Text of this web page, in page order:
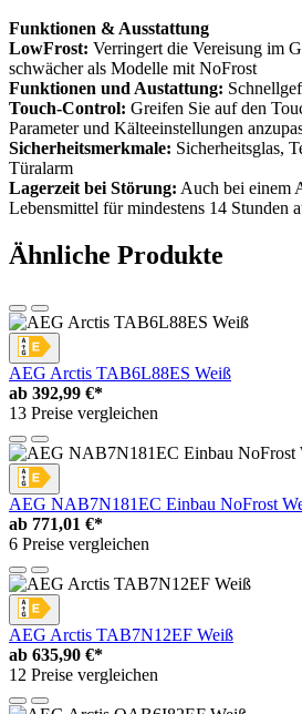
Funktionen & Ausstattung
LowFrost: Verringert die Vereisung im
schwächer als Modelle mit NoFrost
Funktionen und Austattung:
Touch-Control: Greifen Sie auf den
Parameter und Kälteeinstellungen
Sicherheitsmerkmale: Sicherheitsglas,
Türalarm
Lagerzeit bei Störung: Auch bei einem
Lebensmittel für mindestens 14 Stunden
Ähnliche Produkte
AEG Arctis TAB6L88ES Weiß
ab 392,99 €*
13 Preise vergleichen
AEG NAB7N181EC Einbau NoFrost
ab 771,01 €*
6 Preise vergleichen
AEG Arctis TAB7N12EF Weiß
ab 635,90 €*
12 Preise vergleichen